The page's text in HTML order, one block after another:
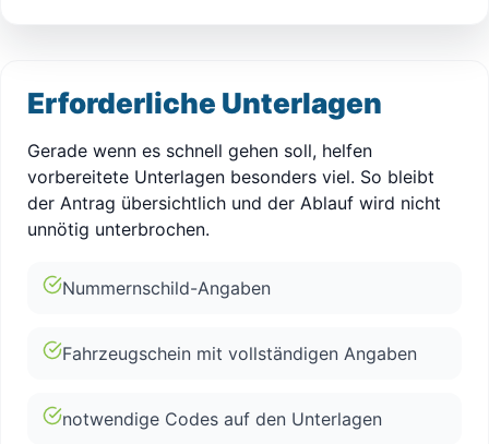
Erforderliche Unterlagen
Gerade wenn es schnell gehen soll, helfen
vorbereitete Unterlagen besonders viel. So bleibt
der Antrag übersichtlich und der Ablauf wird nicht
unnötig unterbrochen.
Nummernschild-Angaben
Fahrzeugschein mit vollständigen Angaben
notwendige Codes auf den Unterlagen